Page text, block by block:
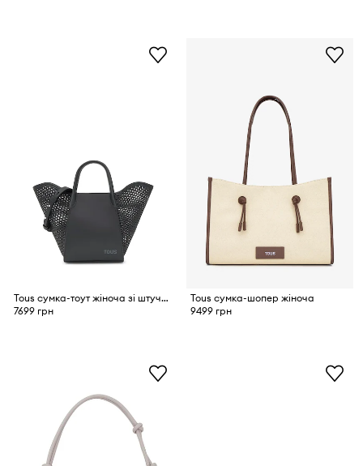
Tous сумка-тоут жіноча зі штучної шкіри
7699 грн
Tous сумка-шопер жіноча
9499 грн